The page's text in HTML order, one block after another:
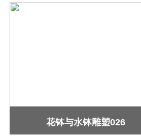
花钵与水钵雕塑026